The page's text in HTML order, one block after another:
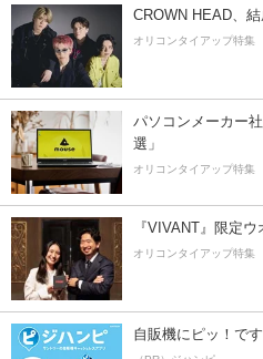
CROWN HEAD、
オリコンタイアップ特集
パソコンメーカー
選」
オリコンタイアップ特集
『VIVANT』限定
オリコンタイアップ特集
自販機にピッ！で